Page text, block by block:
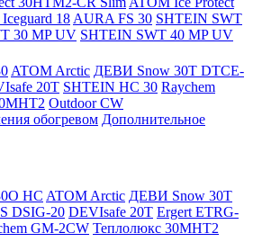
18 AURA FS 30 SHTEIN SWT
30 MP UV SHTEIN SWT 40 MP UV
ATOM Arctic ДЕВИ Snow 30T DTCE-
20T SHTEIN HC 30 Raychem
Outdoor CW
обогревом Дополнительное
HC ATOM Arctic ДЕВИ Snow 30T
DSIG-20 DEVIsafe 20T Ergert ETRG-
GM-2CW Теплолюкс 30МНТ2